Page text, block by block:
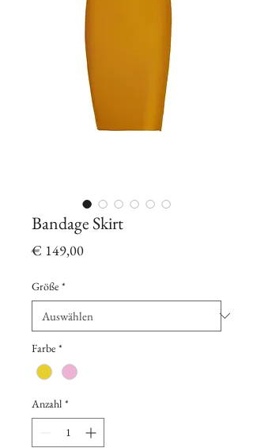
Bandage Skirt
€ 149,00Preis
Größe *
Farbe *
Anzahl *